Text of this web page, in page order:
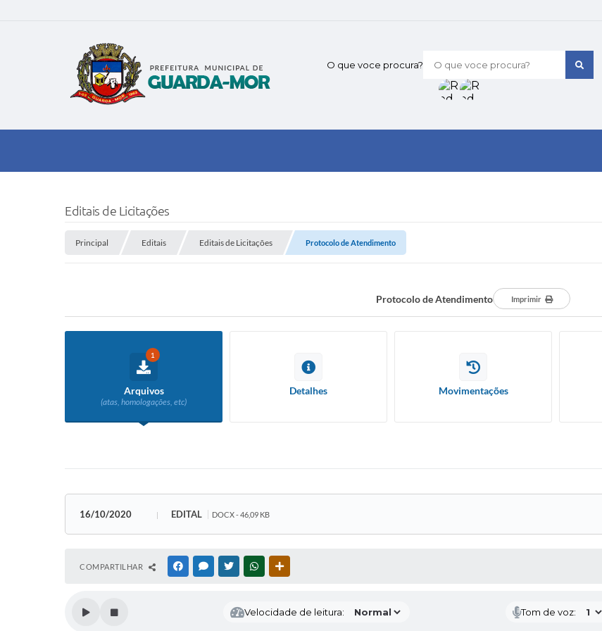
O que voce procura?
Editais de Licitações
Principal Editais Editais de Licitações Protocolo de Atendimento
Protocolo de Atendimento Imprimir
1
Arquivos
(atas, homologações, etc)
Detalhes Movimentações
16/10/2020 EDITAL DOCX - 46,09 KB
COMPARTILHAR FACEBOOKMESSENGER
TWITTERWHATSAPP
Velocidade de leitura: Tom de voz: